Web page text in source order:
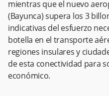
mientras que el nuevo
(Bayunca) supera los 3
indicativas del esfuerzo
botella en el transporte
regiones insulares y
de esta conectividad para
económico.